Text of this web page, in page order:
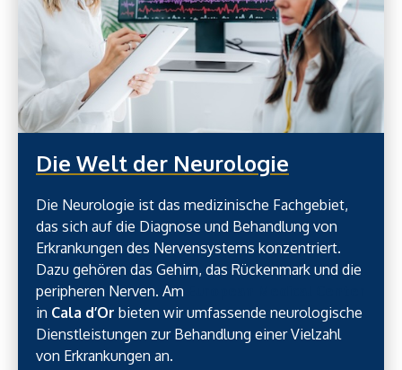
Die Welt der Neurologie
Die Neurologie ist das medizinische Fachgebiet,
das sich auf die Diagnose und Behandlung von
Erkrankungen des Nervensystems konzentriert.
Dazu gehören das Gehirn, das Rückenmark und die
peripheren Nerven. Am
in Cala d’Or bieten wir umfassende neurologische
Dienstleistungen zur Behandlung einer Vielzahl
von Erkrankungen an.